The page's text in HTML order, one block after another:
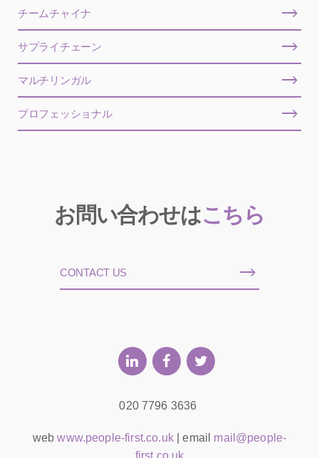
チームチャイナ
サプライチェーン
マルチリンガル
プロフェッショナル
お問い合わせはこちら
CONTACT US
020 7796 3636
webwww.people-first.co.uk| email mail@people-
first.co.uk